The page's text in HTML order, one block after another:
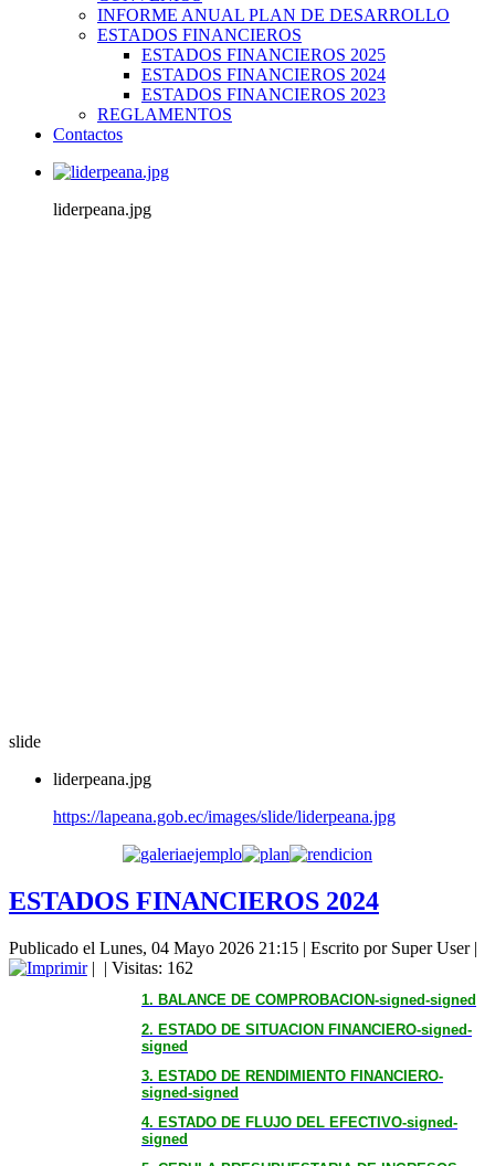
INFORME ANUAL PLAN DE DESARROLLO
ESTADOS FINANCIEROS
ESTADOS FINANCIEROS 2025
ESTADOS FINANCIEROS 2024
ESTADOS FINANCIEROS 2023
REGLAMENTOS
Contactos
liderpeana.jpg
slide
liderpeana.jpg
https://lapeana.gob.ec/images/slide/liderpeana.jpg
ESTADOS FINANCIEROS 2024
Publicado el Lunes, 04 Mayo 2026 21:15 | Escrito por Super User|
| | Visitas: 162
1. BALANCE DE COMPROBACION-signed-signed
2. ESTADO DE SITUACION FINANCIERO-signed-
signed
3. ESTADO DE RENDIMIENTO FINANCIERO-
signed-signed
4. ESTADO DE FLUJO DEL EFECTIVO-signed-
signed